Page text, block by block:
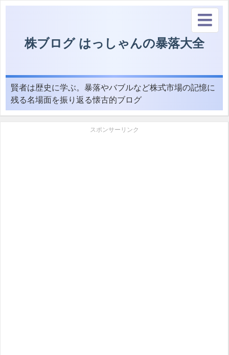
株ブログ はっしゃんの暴落大全
賢者は歴史に学ぶ。暴落やバブルなど株式市場の記憶に
残る名場面を振り返る懐古的ブログ
スポンサーリンク